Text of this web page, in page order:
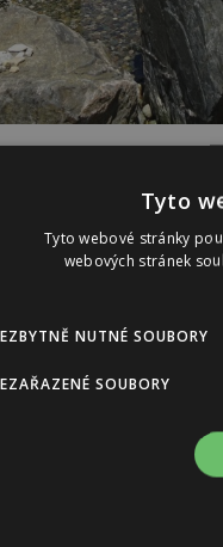
cestování po
bych přinesla nejen
v nádherném
a jeden člověk na to
Zapojilo se jich víc
v báglu – Rakouské
s malými dětmi.
inspirovat a
Rodiče v průvodci
jestli cestou
Tyto
Tyto webové stránky
webových stránek
NUTNÉ SOUBORY
SOUBORY